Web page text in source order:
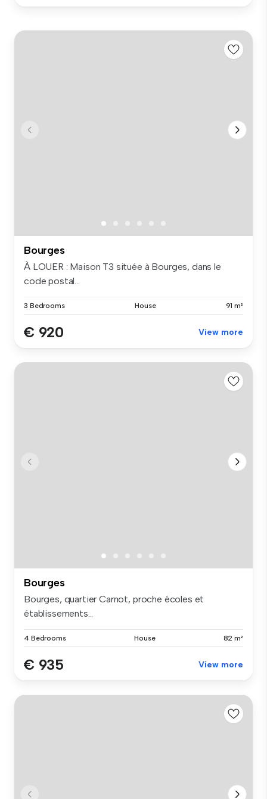
Bourges
À LOUER : Maison T3 située à Bourges, dans le
code postal...
3 Bedrooms House 91 m²
€ 920 View more
Bourges
Bourges, quartier Carnot, proche écoles et
établissements...
4 Bedrooms House 82 m²
€ 935 View more